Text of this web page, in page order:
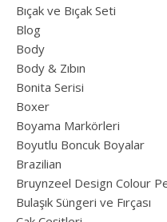
Bıçak ve Bıçak Seti
Blog
Body
Body & Zıbın
Bonita Serisi
Boxer
Boyama Markörleri
Boyutlu Boncuk Boyalar
Brazilian
Bruynzeel Design Colour
Bulaşık Süngeri ve Fırçası